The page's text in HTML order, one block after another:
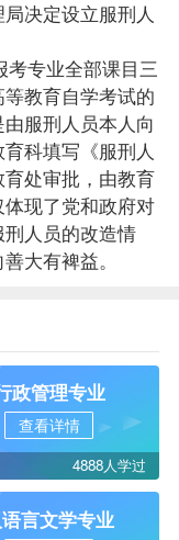
决定设立服刑人
考专业全部课目三
教育自学考试的
服刑人员本人向
科填写《服刑人
处审批，由教育
现了党和政府对
人员的改造情
大有裨益。
政管理专业
查看详情
4888人学过
言文学专业